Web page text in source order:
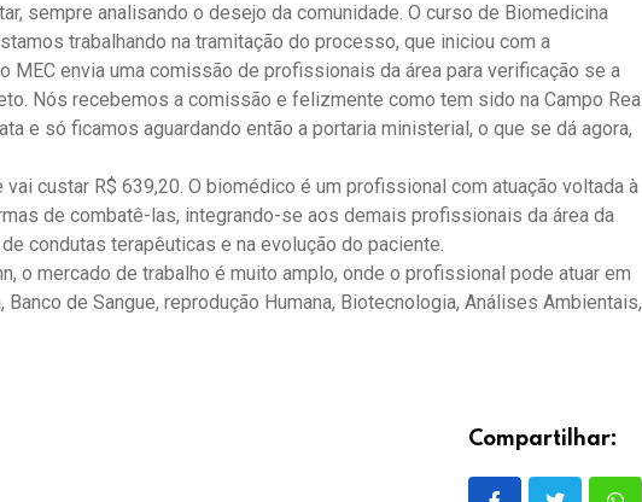
sempre analisando o desejo da comunidade. O curso de Biomedicina
trabalhando na tramitação do processo, que iniciou com a
envia uma comissão de profissionais da área para verificação se a
Nós recebemos a comissão e felizmente como tem sido na Campo Real
e só ficamos aguardando então a portaria ministerial, o que se dá agora,
custar R$ 639,20. O biomédico é um profissional com atuação voltada à
de combatê-las, integrando-se aos demais profissionais da área da
condutas terapêuticas e na evolução do paciente.
o mercado de trabalho é muito amplo, onde o profissional pode atuar em
de Sangue, reprodução Humana, Biotecnologia, Análises Ambientais,
Compartilhar: